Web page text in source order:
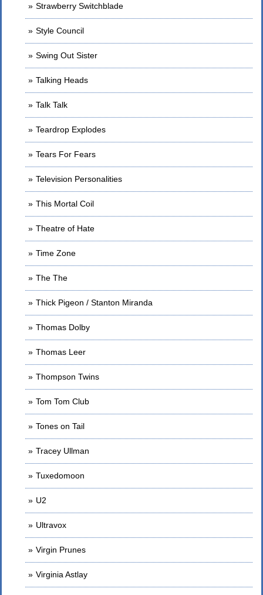
Strawberry Switchblade
Style Council
Swing Out Sister
Talking Heads
Talk Talk
Teardrop Explodes
Tears For Fears
Television Personalities
This Mortal Coil
Theatre of Hate
Time Zone
The The
Thick Pigeon / Stanton Miranda
Thomas Dolby
Thomas Leer
Thompson Twins
Tom Tom Club
Tones on Tail
Tracey Ullman
Tuxedomoon
U2
Ultravox
Virgin Prunes
Virginia Astlay